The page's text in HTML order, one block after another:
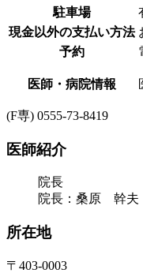
駐車場
現金以外の支払い方法
予約
医師・病院情報
(F専) 0555-73-8419
医師紹介
院長
院長：桑原 幹夫
所在地
〒403-0003